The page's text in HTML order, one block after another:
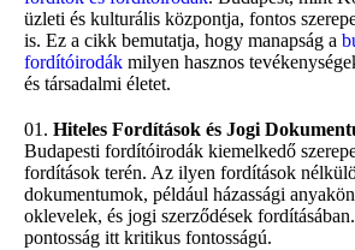
üzleti és kulturális központja, fontos
is. Ez a cikk bemutatja, hogy manapság a
fordítóirodák milyen hasznos
és társadalmi életet.
Hiteles Fordítások és Jogi
Budapesti fordítóirodák kiemelkedő
fordítások terén. Az ilyen fordítások
dokumentumok, például házassági
oklevelek, és jogi szerződések
pontosság itt kritikus fontosságú.